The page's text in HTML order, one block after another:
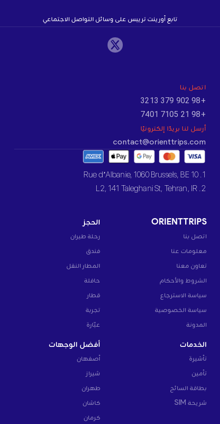
تابع أورينت تريبس على وسائل التواصل الاجتماعي
اتصل بنا
+98 902 379 3213
+98 21 7105 7401
أرسل لنا بريدًا إلكترونيًا
contact@orienttrips.com
1. 10 Rue d’Albanie, 1060 Brussels, BE
2. L2, 141 Taleghani St, Tehran, IR
ORIENTTRIPS
اتصل بنا
معلومات عنا
تعاون معنا
الشروط والأحكام
سياسة الاسترجاع
سياسة الخصوصية
المدونة
الحجز
رحلة طيران
فندق
المطار النقل
حافلة
قطار
تجربة
عبّارة
الخدمات
تأشيرة
تأمين
بطاقة السائح
شريحة SIM
أفضل الوجهات
أصفهان
شيراز
طهران
كاشان
كرمان